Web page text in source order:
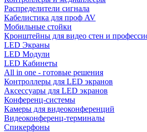
Распределители сигнала
Кабелистика для проф AV
Мобильные стойки
Кронштейны для видео стен и
LED Экраны
LED Модули
LED Кабинеты
All in one - готовые решения
Контроллеры для LED экранов
Аксессуары для LED экранов
Конференц-системы
Камеры для видеоконференций
Видеоконференц-терминалы
Спикерфоны